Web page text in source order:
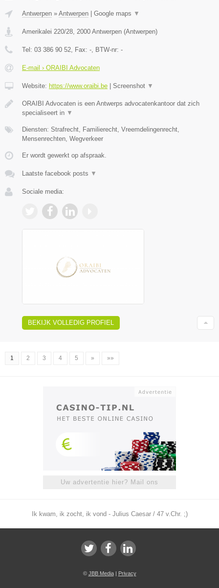
Antwerpen » Antwerpen | Google maps ▼
Amerikalei 220/28 2000 Antwerpen (Antwerpen)
Tel: 03 386 90 52 , Fax: - , BTW-nr: -
E-mail › ORAIBI Advocaten
Website: https://www.oraibi.be | Screenshot ▼
ORAIBI Advocaten is een Antwerps advocatenkantoor dat zich
specialiseert in ▼
Diensten: Strafrecht, Familierecht, Vreemdelingenrecht,
Mensenrechten, Wegverkeer
Er wordt gewerkt op afspraak.
Laatste facebook posts ▼
Sociale media:
BEKIJK VOLLEDIG PROFIEL
1 2 3 4 5 » »»
Uw advertentie hier? Mail ons
Ik kwam, ik zocht, ik vond - Julius Caesar / 47 v.Chr. ;)
© JBB Media| Privacy